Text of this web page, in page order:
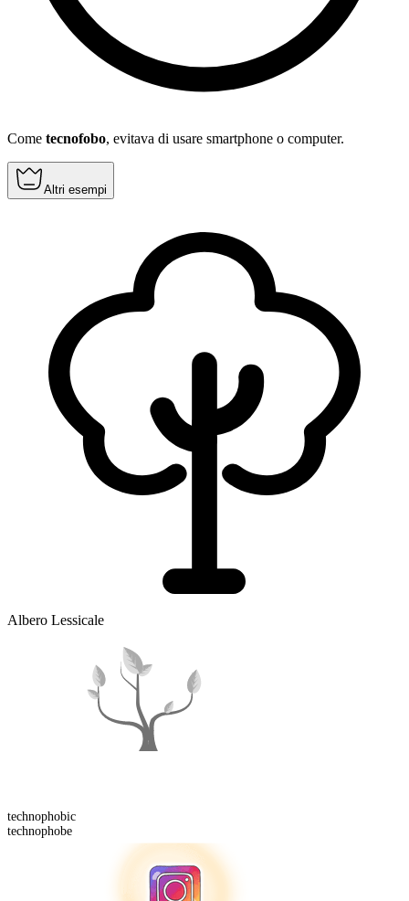
Come tecnofobo, evitava di usare smartphone o computer.
Altri esempi
Albero Lessicale
technophobic
technophobe